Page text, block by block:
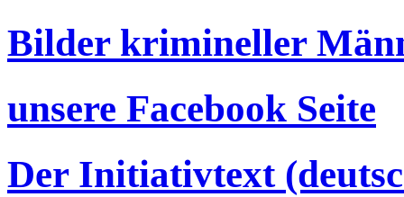
Bilder krimineller
unsere Facebook Seite
Der Initiativtext